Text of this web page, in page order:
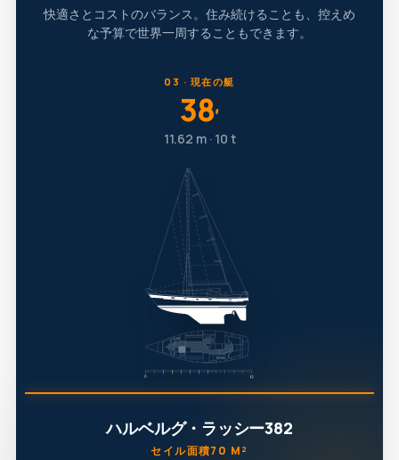
快適さとコストのバランス。住み続けることも、控えめ
な予算で世界一周することもできます。
03 · 現在の艇
38′
11.62 m · 10 t
ハルベルグ・ラッシー382
セイル面積70 M²